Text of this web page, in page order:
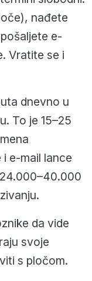
nađete
e-
Vratite se i
dnevno u
To je 15–25
e-mail lance
da vide
svoje
s pločom.